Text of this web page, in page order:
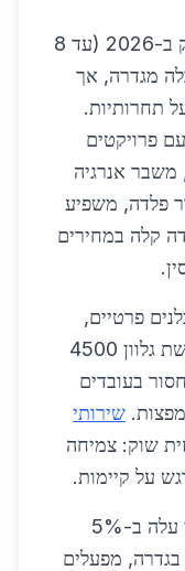
גורמים מקומיים: עליית מחירי דלק ב-2026 (עד 8
מגדרה, אך
תחרותיות.
פרויקטים
משבר אנרגיה
פלדה, משפיע
קלה במחירים
פרטיים,
30% ציבורי. השוואת מחירים: רשת גלוון 4500
מחסור בעובדים
מפצות. שירותי
שוק: צמיחה
נתונים נוספים: יצוא פלדה ישראלי עלה ב-5%
בגדרה, מפעלים